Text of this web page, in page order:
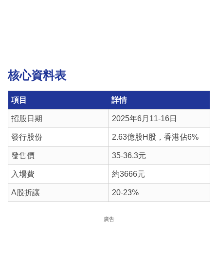
核心資料表
項目 詳情
招股日期 2025年6月11-16日
發行股份 2.63億股H股，香港佔6%
發售價 35-36.3元
入場費 約3666元
A股折讓 20-23%
廣告